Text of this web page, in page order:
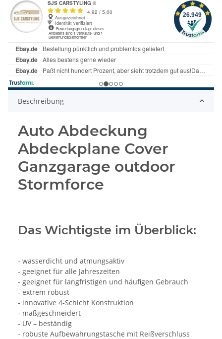
Beschreibung
Auto Abdeckung
Abdeckplane Cover
Ganzgarage outdoor
Stormforce
Das Wichtigste im Überblick:
- wasserdicht und atmungsaktiv
- geeignet für alle Jahreszeiten
- geeignet für langfristigen und häufigen Gebrauch
- extrem robust
- innovative 4-Schicht Konstruktion
- maßgeschneidert
- UV – beständig
- robuste Aufbewahrungstasche mit Reißverschluss